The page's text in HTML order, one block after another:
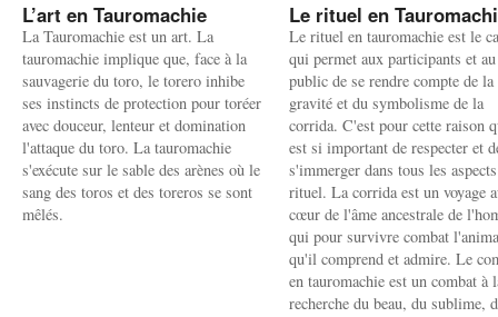
L’art en Tauromachie
La Tauromachie est un art. La
tauromachie implique que, face à la
sauvagerie du toro, le torero inhibe
ses instincts de protection pour toréer
avec douceur, lenteur et domination
l'attaque du toro. La tauromachie
s'exécute sur le sable des arènes où le
sang des toros et des toreros se sont
mêlés.
Le rituel en
Le rituel en tauromachie est le
qui permet aux participants et au
public de se rendre compte de la
gravité et du symbolisme de la
corrida. C'est pour cette raison
est si important de respecter et
s'immerger dans tous les
rituel. La corrida est un voyage
cœur de l'âme ancestrale de
qui pour survivre combat
qu'il comprend et admire. Le
en tauromachie est un combat à
recherche du beau, du sublime,